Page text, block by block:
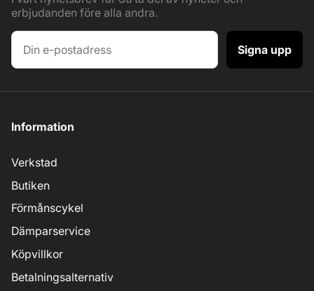
erbjudanden före alla andra.
Signa upp
Information
Verkstad
Butiken
Förmånscykel
Dämparservice
Köpvillkor
Betalningsalternativ